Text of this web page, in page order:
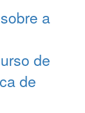
a
de
de